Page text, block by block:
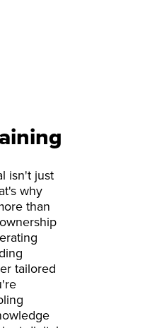
isn't just
why
than
tailored